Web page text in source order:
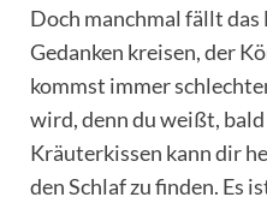
Doch manchmal fällt
Gedanken kreisen, der
kommst immer
wird, denn du weißt,
Kräuterkissen kann dir
den Schlaf zu finden. Es